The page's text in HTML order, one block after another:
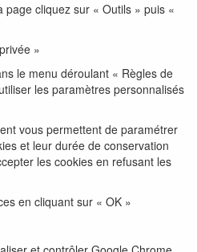
cliquez sur « Outils » puis «
»
le menu déroulant « Règles de
les paramètres personnalisés
vous permettent de paramétrer
et leur durée de conservation
les cookies en refusant les
en cliquant sur « OK »